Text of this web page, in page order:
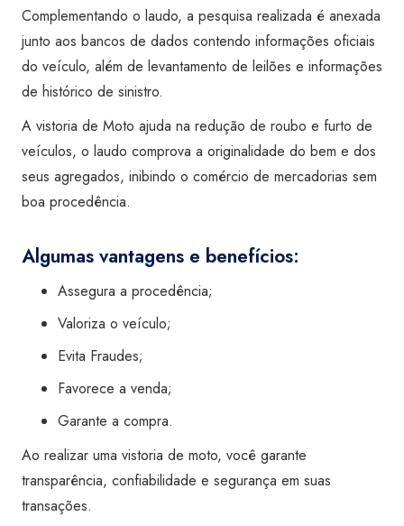
Complementando o laudo, a pesquisa realizada é anexada
junto aos bancos de dados contendo informações oficiais
do veículo, além de levantamento de leilões e informações
de histórico de sinistro.
A vistoria de Moto ajuda na redução de roubo e furto de
veículos, o laudo comprova a originalidade do bem e dos
seus agregados, inibindo o comércio de mercadorias sem
boa procedência.
Algumas vantagens e benefícios:
Assegura a procedência;
Valoriza o veículo;
Evita Fraudes;
Favorece a venda;
Garante a compra.
Ao realizar uma vistoria de moto, você garante
transparência, confiabilidade e segurança em suas
transações.